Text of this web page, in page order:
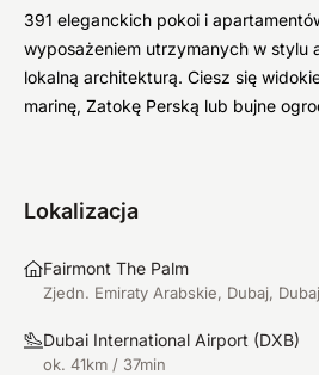
391 eleganckich pokoi i
wyposażeniem utrzymanych w stylu
lokalną architekturą. Ciesz się
marinę, Zatokę Perską lub bujne
Lokalizacja
Fairmont The Palm
Zjedn. Emiraty Arabskie, Dubaj, Dubaj
Dubai International Airport (DXB)
ok. 41km / 37min